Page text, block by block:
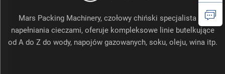
Mars Packing Machinery, czołowy chiński specjalista od
napełniania cieczami, oferuje kompleksowe linie butelkujące
od A do Z do wody, napojów gazowanych, soku, oleju, wina itp.